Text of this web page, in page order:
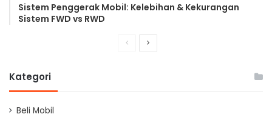
Sistem Penggerak Mobil: Kelebihan & Kekurangan
Sistem FWD vs RWD
PreviousNext
Kategori
Beli Mobil